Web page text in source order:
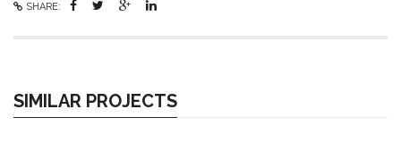
SHARE:
SIMILAR PROJECTS